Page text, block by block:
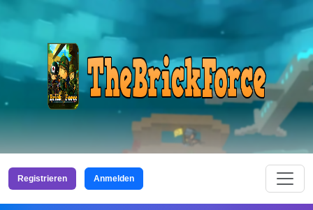
Registrieren Anmelden